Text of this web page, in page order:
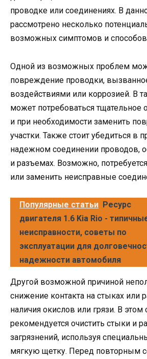
проводке или соединениях. В
рассмотрено несколько
возможных симптомов и
Одной из возможных проблем
повреждение проводки,
воздействиями или коррозией. В
может потребоваться тщательное
и при необходимости заменить
участки. Также стоит убедиться в
надежном соединении проводов,
и разъемах. Возможно,
или заменить неисправные
Популярные статьи Ресурс
двигателя 1.6 Kia Rio -
неисправности, советы по
эксплуатации для
надежности автомобиля
Другой возможной причиной
снижение контакта на стыках или
наличия окислов или грязи. В этом
рекомендуется очистить стыки и
загрязнений, используя
мягкую щетку. Перед повторным